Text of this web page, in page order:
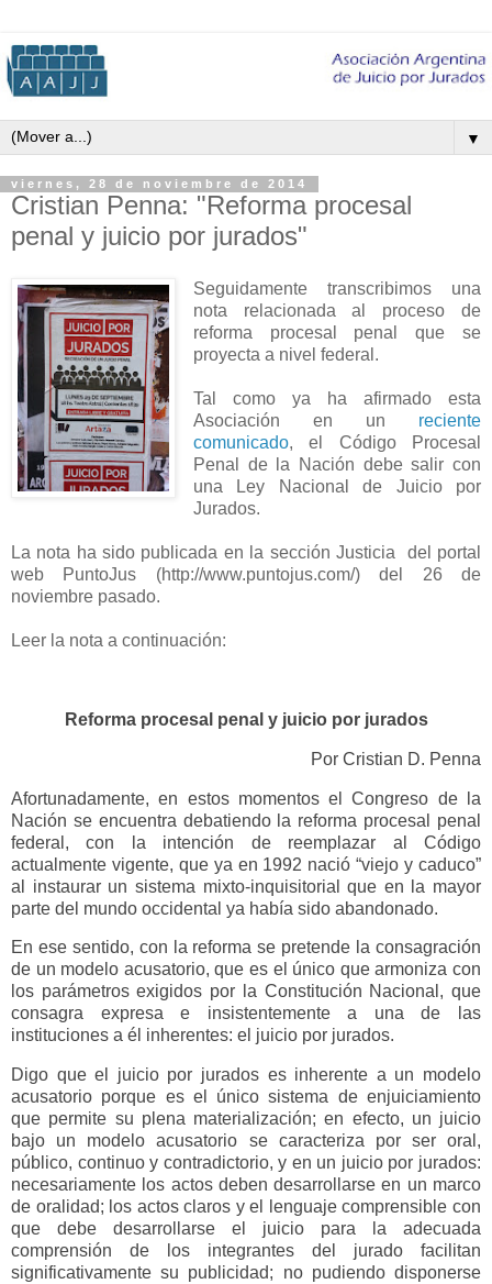
▼
viernes, 28 de noviembre de 2014
Cristian Penna: "Reforma procesal
penal y juicio por jurados"
Seguidamente transcribimos una
nota relacionada al proceso de
reforma procesal penal que se
proyecta a nivel federal.
Tal como ya ha afirmado esta
Asociación en un reciente
comunicado, el Código Procesal
Penal de la Nación debe salir con
una Ley Nacional de Juicio por
Jurados.
La nota ha sido publicada en la sección Justicia del portal
web PuntoJus (http://www.puntojus.com/) del 26 de
noviembre pasado.
Leer la nota a continuación:
Reforma procesal penal y juicio por jurados
Por Cristian D. Penna
Afortunadamente, en estos momentos el Congreso de la
Nación se encuentra debatiendo la reforma procesal penal
federal, con la intención de reemplazar al Código
actualmente vigente, que ya en 1992 nació “viejo y caduco”
al instaurar un sistema mixto-inquisitorial que en la mayor
parte del mundo occidental ya había sido abandonado.
En ese sentido, con la reforma se pretende la consagración
de un modelo acusatorio, que es el único que armoniza con
los parámetros exigidos por la Constitución Nacional, que
consagra expresa e insistentemente a una de las
instituciones a él inherentes: el juicio por jurados.
Digo que el juicio por jurados es inherente a un modelo
acusatorio porque es el único sistema de enjuiciamiento
que permite su plena materialización; en efecto, un juicio
bajo un modelo acusatorio se caracteriza por ser oral,
público, continuo y contradictorio, y en un juicio por jurados:
necesariamente los actos deben desarrollarse en un marco
de oralidad; los actos claros y el lenguaje comprensible con
que debe desarrollarse el juicio para la adecuada
comprensión de los integrantes del jurado facilitan
significativamente su publicidad; no pudiendo disponerse